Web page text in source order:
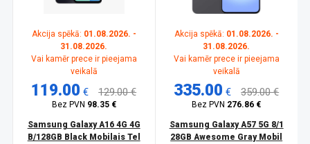
Akcija spēkā: 01.08.2026. -
31.08.2026.
Vai kamēr prece ir pieejama
veikalā
119.00 € 129.00 €
Bez PVN 98.35 €
Samsung Galaxy A16 4G 4G
B/128GB Black Mobilais Tel
Akcija spēkā: 01.08.2026. -
31.08.2026.
Vai kamēr prece ir pieejama
veikalā
335.00 € 359.00 €
Bez PVN 276.86 €
Samsung Galaxy A57 5G 8/1
28GB Awesome Gray Mobil